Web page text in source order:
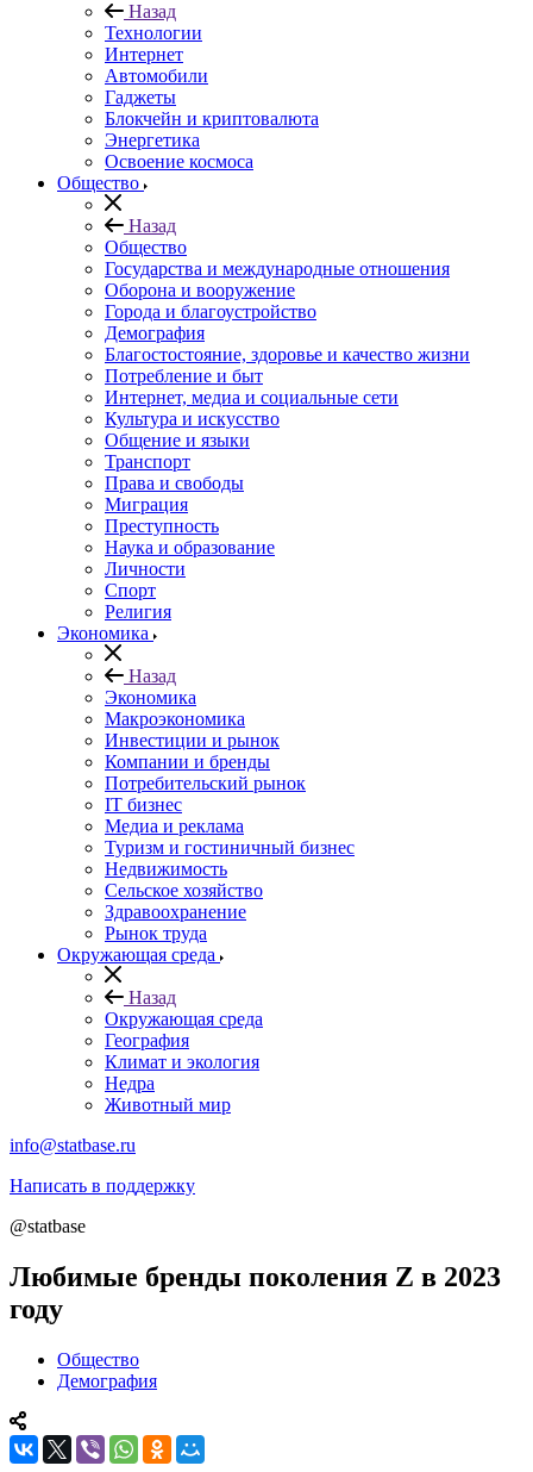
Назад
Технологии
Интернет
Автомобили
Гаджеты
Блокчейн и криптовалюта
Энергетика
Освоение космоса
Общество
Назад
Общество
Государства и международные отношения
Оборона и вооружение
Города и благоустройство
Демография
Благостостояние, здоровье и качество жизни
Потребление и быт
Интернет, медиа и социальные сети
Культура и искусство
Общение и языки
Транспорт
Права и свободы
Миграция
Преступность
Наука и образование
Личности
Спорт
Религия
Экономика
Назад
Экономика
Макроэкономика
Инвестиции и рынок
Компании и бренды
Потребительский рынок
IT бизнес
Медиа и реклама
Туризм и гостиничный бизнес
Недвижимость
Сельское хозяйство
Здравоохранение
Рынок труда
Окружающая среда
Назад
Окружающая среда
География
Климат и экология
Недра
Животный мир
info@statbase.ru
Написать в поддержку
@statbase
Любимые бренды поколения Z в 2023
году
Общество
Демография